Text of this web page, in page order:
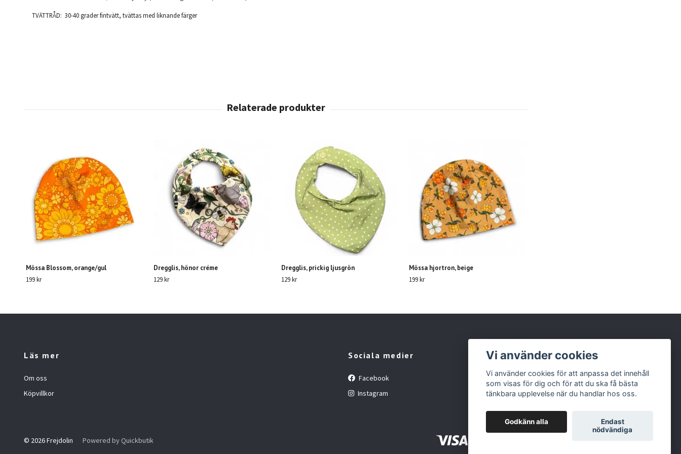
TVÄTTRÅD: 30-40 grader fintvätt, tvättas med liknande färger
Mössa Blossom, orange/gul
199 kr
Dregglis, hönor créme
129 kr
Dregglis, prickig ljusgrön
129 kr
Mössa hjortron, beige
199 kr
Läs mer
Om oss
Köpvillkor
Sociala medier
Facebook
Instagram
© 2026 Frejdolin Powered by Quickbutik
Vi använder cookies
Vi använder cookies för att anpassa det innehåll
som visas för dig och för att du ska få bästa
tänkbara upplevelse när du handlar hos oss.
Godkänn alla
Endast
nödvändiga